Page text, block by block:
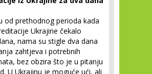
od prethodnog perioda kada
Ukrajine čekalo
nama su stigle dva dana
zahtjeva i potrebnih
bez obzira što je u pitanju
U Ukrajinu je moguće ući, ali